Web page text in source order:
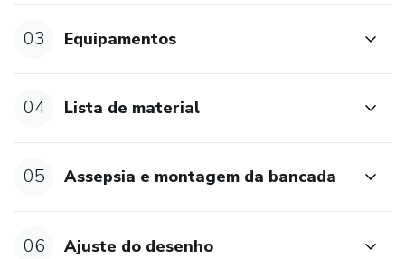
03 Equipamentos
04 Lista de material
05 Assepsia e montagem da bancada
06 Ajuste do desenho